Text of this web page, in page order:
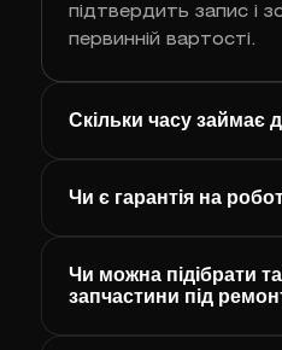
підтвердить запис і
первинній вартості.
Скільки часу займає
Чи є гарантія на
Чи можна підібрати
запчастини під